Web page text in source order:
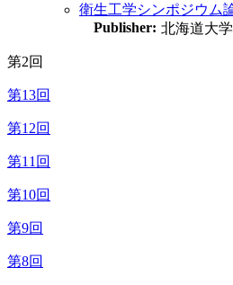
衛生工学シンポジウム
Publisher: 北海道大
第2回
第13回
第12回
第11回
第10回
第9回
第8回